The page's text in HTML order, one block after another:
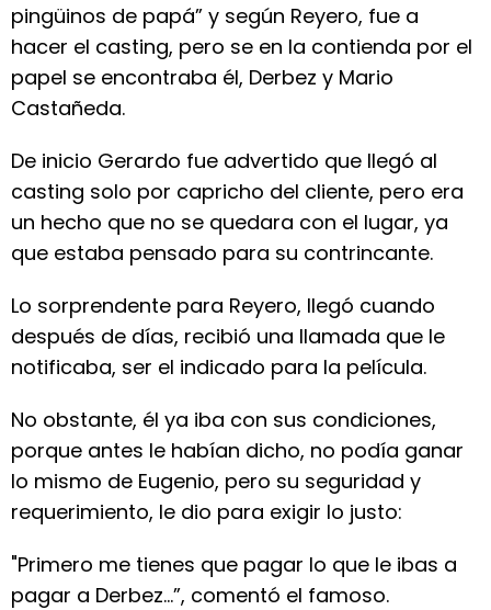
pingüinos de papá” y según Reyero, fue a
hacer el casting, pero se en la contienda por el
papel se encontraba él, Derbez y Mario
Castañeda.
De inicio Gerardo fue advertido que llegó al
casting solo por capricho del cliente, pero era
un hecho que no se quedara con el lugar, ya
que estaba pensado para su contrincante.
Lo sorprendente para Reyero, llegó cuando
después de días, recibió una llamada que le
notificaba, ser el indicado para la película.
No obstante, él ya iba con sus condiciones,
porque antes le habían dicho, no podía ganar
lo mismo de Eugenio, pero su seguridad y
requerimiento, le dio para exigir lo justo:
"Primero me tienes que pagar lo que le ibas a
pagar a Derbez…”, comentó el famoso.